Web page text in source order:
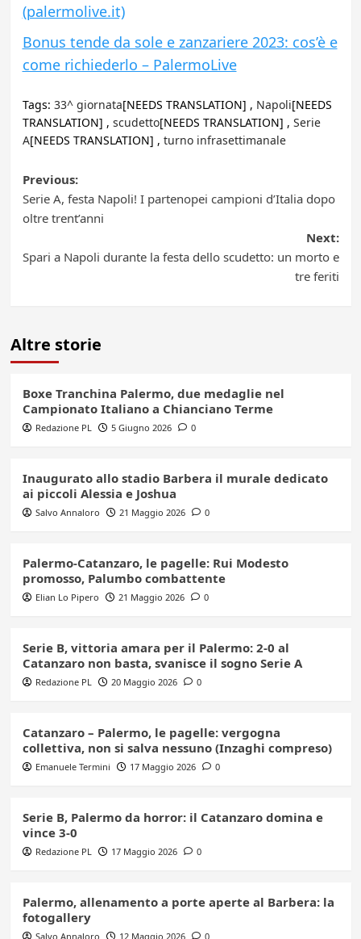
(palermolive.it)
Bonus tende da sole e zanzariere 2023: cos’è e
come richiederlo – PalermoLive
Tags: 33^ giornata[NEEDS TRANSLATION] , Napoli[NEEDS
TRANSLATION] , scudetto[NEEDS TRANSLATION] , Serie
A[NEEDS TRANSLATION] , turno infrasettimanale
Post
navigation
Previous:
Serie A, festa Napoli! I partenopei campioni d’Italia dopo
oltre trent’anni
Next:
Spari a Napoli durante la festa dello scudetto: un morto e
tre feriti
Altre storie
Boxe Tranchina Palermo, due medaglie nel
Campionato Italiano a Chianciano Terme
Redazione PL 5 Giugno 2026 0
Inaugurato allo stadio Barbera il murale dedicato
ai piccoli Alessia e Joshua
Salvo Annaloro 21 Maggio 2026 0
Palermo-Catanzaro, le pagelle: Rui Modesto
promosso, Palumbo combattente
Elian Lo Pipero 21 Maggio 2026 0
Serie B, vittoria amara per il Palermo: 2-0 al
Catanzaro non basta, svanisce il sogno Serie A
Redazione PL 20 Maggio 2026 0
Catanzaro – Palermo, le pagelle: vergogna
collettiva, non si salva nessuno (Inzaghi compreso)
Emanuele Termini 17 Maggio 2026 0
Serie B, Palermo da horror: il Catanzaro domina e
vince 3-0
Redazione PL 17 Maggio 2026 0
Palermo, allenamento a porte aperte al Barbera: la
fotogallery
Salvo Annaloro 12 Maggio 2026 0